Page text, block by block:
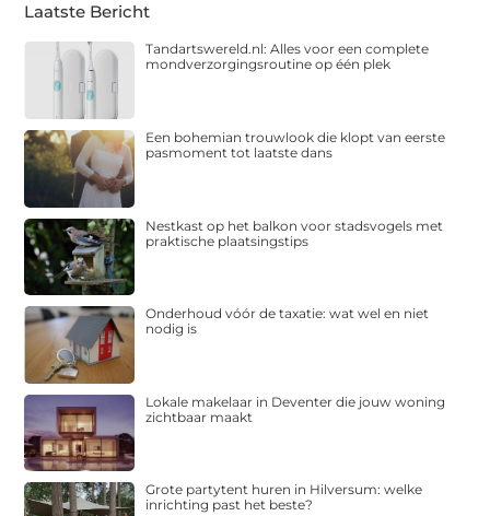
Laatste Bericht
Tandartswereld.nl: Alles voor een complete
mondverzorgingsroutine op één plek
Een bohemian trouwlook die klopt van eerste
pasmoment tot laatste dans
Nestkast op het balkon voor stadsvogels met
praktische plaatsingstips
Onderhoud vóór de taxatie: wat wel en niet
nodig is
Lokale makelaar in Deventer die jouw woning
zichtbaar maakt
Grote partytent huren in Hilversum: welke
inrichting past het beste?